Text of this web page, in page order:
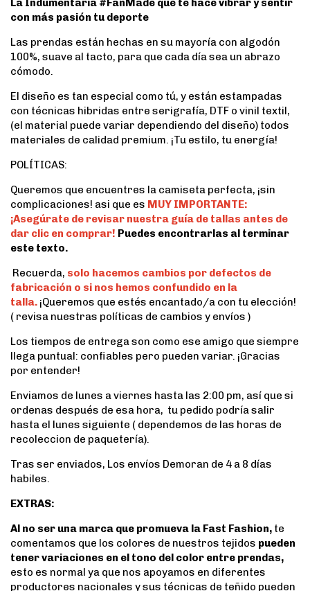
La Indumentaria #FanMade que te hace vibrar y sentir
con más pasión tu deporte
Las prendas están hechas en su mayoría con algodón
100%, suave al tacto, para que cada día sea un abrazo
cómodo.
El diseño es tan especial como tú, y están estampadas
con técnicas hibridas entre serigrafía, DTF o vinil textil,
(el material puede variar dependiendo del diseño) todos
materiales de calidad premium. ¡Tu estilo, tu energía!
POLÍTICAS:
Queremos que encuentres la camiseta perfecta, ¡sin
complicaciones! asi que es MUY IMPORTANTE:
¡Asegúrate de revisar nuestra guía de tallas antes de
dar clic en comprar! Puedes encontrarlas al terminar
este texto.
Recuerda, solo hacemos cambios por defectos de
fabricación o si nos hemos confundido en la
talla. ¡Queremos que estés encantado/a con tu elección!
( revisa nuestras políticas de cambios y envíos )
Los tiempos de entrega son como ese amigo que siempre
llega puntual: confiables pero pueden variar. ¡Gracias
por entender!
Enviamos de lunes a viernes hasta las 2:00 pm, así que si
ordenas después de esa hora, tu pedido podría salir
hasta el lunes siguiente ( dependemos de las horas de
recoleccion de paquetería).
Tras ser enviados, Los envíos Demoran de 4 a 8 días
habiles.
EXTRAS:
Al no ser una marca que promueva la Fast Fashion, te
comentamos que los colores de nuestros tejidos pueden
tener variaciones en el tono del color entre prendas,
esto es normal ya que nos apoyamos en diferentes
productores nacionales y sus técnicas de teñido pueden